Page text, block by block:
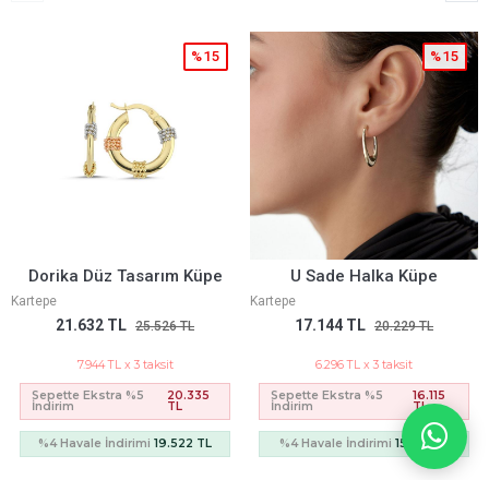
Dorika Düz Tasarım Küpe
Kartepe
21.632 TL 25.526 TL
%15
7.944 TL x 3 taksit
Sepette Ekstra %5
İndirim
20.335
TL
%4 Havale İndirimi 19.522 TL
U Sade Halka Küpe
Kartepe
17.144 TL 20.229 TL
%15
6.296 TL x 3 taksit
Sepette Ekstra %5
İndirim
16.115
TL
%4 Havale İndirimi 15.471 TL